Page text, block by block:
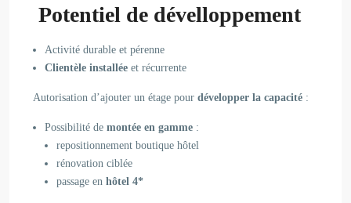
Potentiel de dévelloppement
Activité durable et pérenne
Clientèle installée et récurrente
Autorisation d’ajouter un étage pour développer la capacité :
Possibilité de montée en gamme :
repositionnement boutique hôtel
rénovation ciblée
passage en hôtel 4*